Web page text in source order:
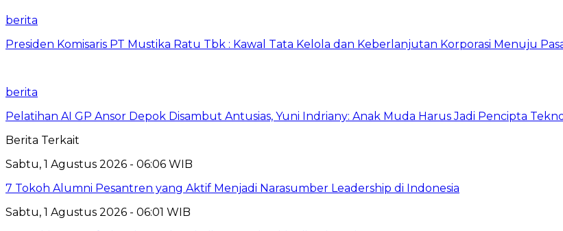
berita
Presiden Komisaris PT Mustika Ratu Tbk : Kawal Tata Kelola dan Keberlanjutan Korporasi Menuju
berita
Pelatihan AI GP Ansor Depok Disambut Antusias, Yuni Indriany: Anak Muda Harus Jadi Pencipta
Berita Terkait
Sabtu, 1 Agustus 2026 - 06:06 WIB
7 Tokoh Alumni Pesantren yang Aktif Menjadi Narasumber Leadership di Indonesia
Sabtu, 1 Agustus 2026 - 06:01 WIB